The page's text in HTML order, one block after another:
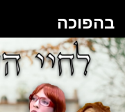
בהפוכה